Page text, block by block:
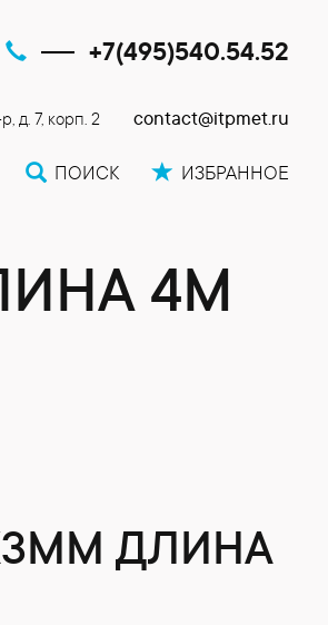
+7(495)540.54.52
д. 7, корп. 2 contact@itpmet.ru
ПОИСК ИЗБРАННОЕ
4М
ДЛИНА